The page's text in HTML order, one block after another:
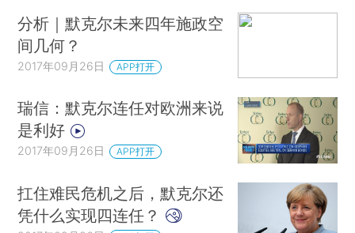
分析｜默克尔未来四年施政空
间几何？
2017年09月26日 APP打开
瑞信：默克尔连任对欧洲来说
是利好
2017年09月26日 APP打开
扛住难民危机之后，默克尔还
凭什么实现四连任？